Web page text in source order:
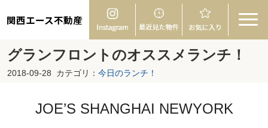
関西エース不動産
グランフロントのオススメランチ！
2018-09-28 カテゴリ： 今日のランチ！
JOE’S SHANGHAI NEWYORK